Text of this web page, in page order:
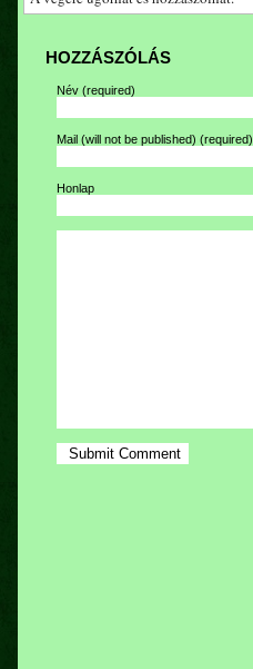
HOZZÁSZÓLÁS
Név (required)
Mail (will not be published) (required)
Honlap